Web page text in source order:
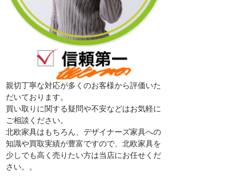
親切丁寧な対応が多くのお客様から評価いた
だいております。
買い取りに関する疑問や不安などはお気軽に
ご相談ください。
北欧家具はもちろん、デザイナーズ家具への
知識や買取実績が豊富ですので、北欧家具を
少しでも高く売りたい方は当店にお任せくだ
さい。。